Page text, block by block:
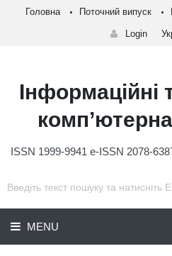
Головна Поточний випуск
Login
Інформаційні
ISSN 1999-9941 e-ISSN 2078-
MENU